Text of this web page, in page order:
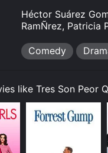
Héctor Suárez
RamÑrez, Patricia
Comedy
like Tres Son Peor